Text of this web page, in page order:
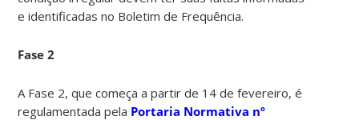
e identificadas no Boletim de Frequência.
Fase 2
A Fase 2, que começa a partir de 14 de fevereiro, é
regulamentada pela Portaria Normativa nº